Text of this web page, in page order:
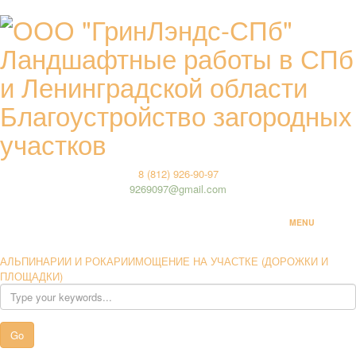
Благоустройство загородных
участков
8 (812) 926-90-97
9269097@gmail.com
MENU
ГЛАВНАЯ
ЛАНДШАФТНОЕ ПРОЕКТИРОВАНИЕ
УСТРОЙСТВО МОЩЕНИЯ НА УЧАСТКЕ
АЛЬПИНАРИИ И РОКАРИИМОЩЕНИЕ НА УЧАСТКЕ (ДОРОЖКИ И
ПЛОЩАДКИ)